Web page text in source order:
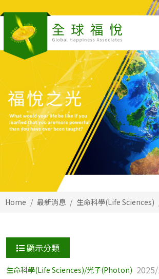
Home 最新消息 生命科學(Life Sciences)
顯示分類
生命科學(Life Sciences)/光子(Photon)